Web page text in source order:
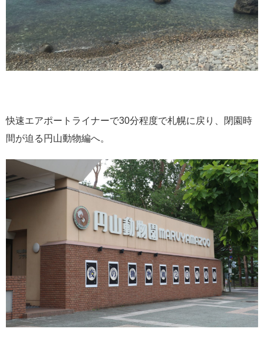
快速エアポートライナーで30分程度で札幌に戻り、閉園時
間が迫る円山動物編へ。